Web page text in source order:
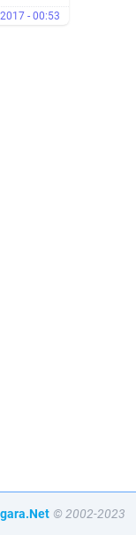
- 00:53
© 2002-2023